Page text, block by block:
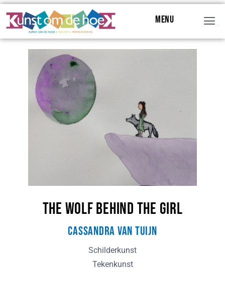
Menu
The Wolf Behind The Girl
Cassandra van Tuijn
Schilderkunst
Tekenkunst